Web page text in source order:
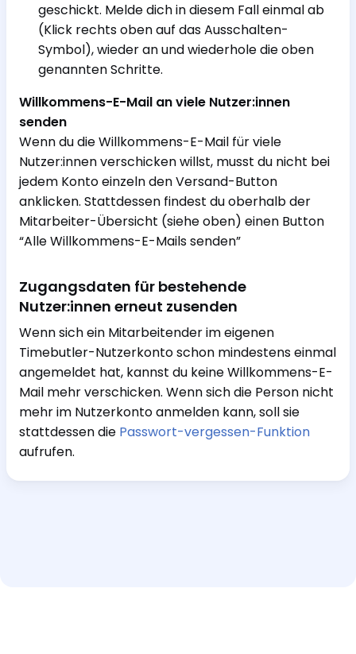
geschickt. Melde dich in diesem Fall einmal ab
(Klick rechts oben auf das Ausschalten-
Symbol), wieder an und wiederhole die oben
genannten Schritte.
Willkommens-E-Mail an viele Nutzer:innen
senden
Wenn du die Willkommens-E-Mail für viele
Nutzer:innen verschicken willst, musst du nicht bei
jedem Konto einzeln den Versand-Button
anklicken. Stattdessen findest du oberhalb der
Mitarbeiter-Übersicht (siehe oben) einen Button
“Alle Willkommens-E-Mails senden”
Zugangsdaten für bestehende
Nutzer:innen erneut zusenden
Wenn sich ein Mitarbeitender im eigenen
Timebutler-Nutzerkonto schon mindestens einmal
angemeldet hat, kannst du keine Willkommens-E-
Mail mehr verschicken. Wenn sich die Person nicht
mehr im Nutzerkonto anmelden kann, soll sie
stattdessen die Passwort-vergessen-Funktion
aufrufen.